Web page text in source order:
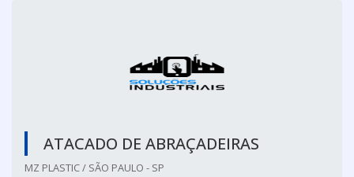
ATACADO DE ABRAÇADEIRAS
MZ PLASTIC / SÃO PAULO - SP